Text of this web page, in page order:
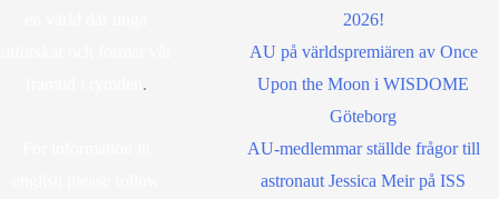
.
2026!
AU på världspremiären av Once
Upon the Moon i WISDOME
Göteborg
AU-medlemmar ställde frågor till
astronaut Jessica Meir på ISS